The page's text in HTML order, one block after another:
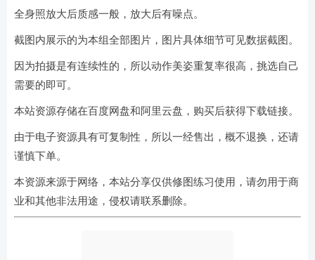
全身照放大后质感一般，放大后有噪点。
截图内展示的为本组全部图片，图片具体细节可见数据截图。
因为拍摄是有连续性的，所以动作美姿重复率很高，挑选自己
需要的即可。
本站资源存储在百度网盘和阿里云盘，购买后获得下载链接。
由于电子资源具有可复制性，所以一经售出，概不退换，还请
谨慎下单。
本资源来源于网络，本站分享仅供修图练习使用，请勿用于商
业和其他非法用途，侵权请联系删除。